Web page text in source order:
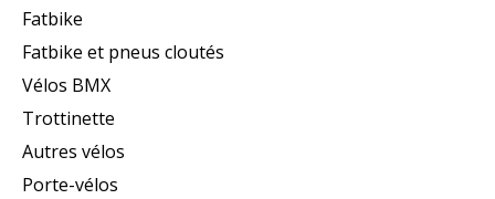
Fatbike
Fatbike et pneus cloutés
Vélos BMX
Trottinette
Autres vélos
Porte-vélos